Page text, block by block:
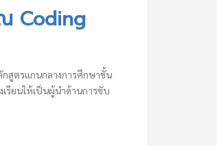
Coding
กสูตรแกนกลางการศึกษาขั้น
รียนให้เป็นผู้นำด้านการขับ